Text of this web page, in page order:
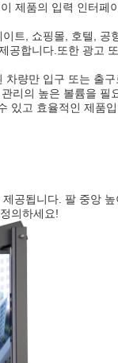
제품의 입력 인터페
트, 쇼핑몰, 호텔, 공
공합니다.또한 광고
량만 입구 또는 출
리의 높은 볼륨을 필
있고 효율적인 제품
공됩니다. 팔 중앙
의하세요!